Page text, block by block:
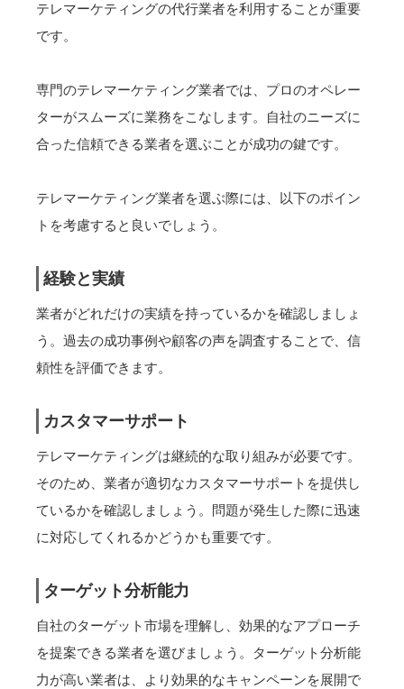
テレマーケティングの代行業者を利用することが重要
です。
専門のテレマーケティング業者では、プロのオペレー
ターがスムーズに業務をこなします。自社のニーズに
合った信頼できる業者を選ぶことが成功の鍵です。
テレマーケティング業者を選ぶ際には、以下のポイン
トを考慮すると良いでしょう。
経験と実績
業者がどれだけの実績を持っているかを確認しましょ
う。過去の成功事例や顧客の声を調査することで、信
頼性を評価できます。
カスタマーサポート
テレマーケティングは継続的な取り組みが必要です。
そのため、業者が適切なカスタマーサポートを提供し
ているかを確認しましょう。問題が発生した際に迅速
に対応してくれるかどうかも重要です。
ターゲット分析能力
自社のターゲット市場を理解し、効果的なアプローチ
を提案できる業者を選びましょう。ターゲット分析能
力が高い業者は、より効果的なキャンペーンを展開で